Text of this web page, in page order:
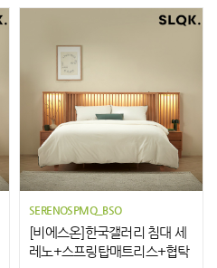
SERENOSPMQ_BSO
[비에스온]한국갤러리 침대 세
레노+스프링탑매트리스+협탁